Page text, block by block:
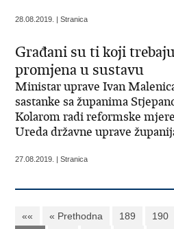
28.08.2019. | Stranica
Građani su ti koji
promjena u sustavu
Ministar uprave Ivan
sastanke sa županima
Kolarom radi reformske
Ureda državne uprave
27.08.2019. | Stranica
«« « Prethodna 189 190